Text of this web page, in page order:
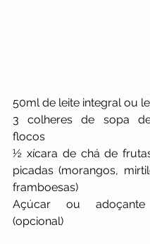
50ml de leite integral ou
3 colheres de sopa
flocos
½ xícara de chá de
picadas (morangos,
framboesas)
Açúcar ou
(opcional)